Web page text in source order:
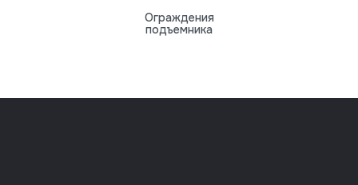
Ограждения
подъемника